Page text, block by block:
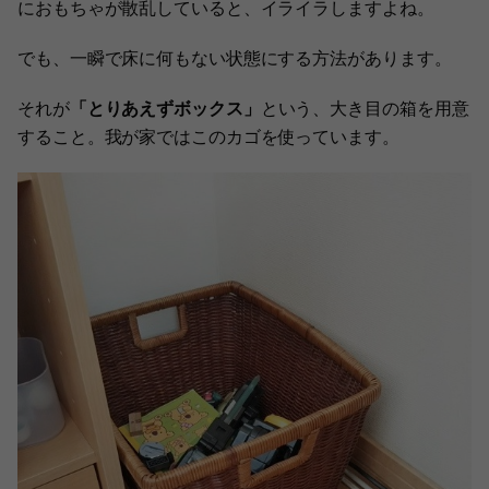
におもちゃが散乱していると、イライラしますよね。
でも、一瞬で床に何もない状態にする方法があります。
それが「とりあえずボックス」 という、大き目の箱を用意
すること。我が家ではこのカゴを使っています。